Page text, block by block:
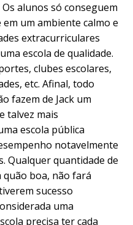
alunos só conseguem
um ambiente calmo e
extracurriculares
escola de qualidade.
clubes escolares,
etc. Afinal, todo
fazem de Jack um
talvez mais
escola pública
notavelmente
Qualquer quantidade de
boa, não fará
sucesso
uma
precisa ter cada